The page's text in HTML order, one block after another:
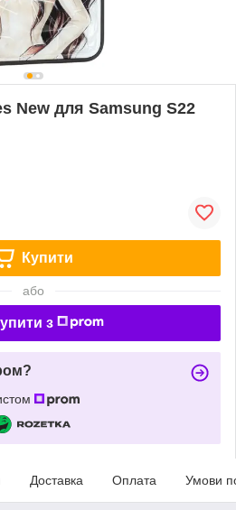
New для Samsung S22
Купити
або
з
Доставка Оплата Умови